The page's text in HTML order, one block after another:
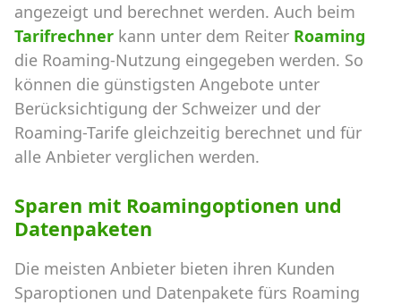
angezeigt und berechnet werden. Auch beim
Tarifrechner kann unter dem Reiter Roaming
die Roaming-Nutzung eingegeben werden. So
können die günstigsten Angebote unter
Berücksichtigung der Schweizer und der
Roaming-Tarife gleichzeitig berechnet und für
alle Anbieter verglichen werden.
Sparen mit Roamingoptionen und
Datenpaketen
Die meisten Anbieter bieten ihren Kunden
Sparoptionen und Datenpakete fürs Roaming